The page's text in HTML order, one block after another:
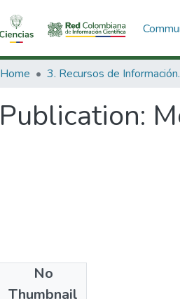
Home 3.
Publication:
No
Thumbnail